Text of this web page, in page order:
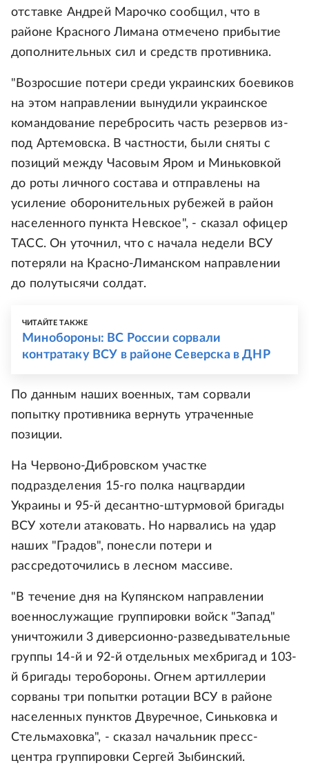
отставке Андрей Марочко сообщил, что в
районе Красного Лимана отмечено прибытие
дополнительных сил и средств противника.
"Возросшие потери среди украинских боевиков
на этом направлении вынудили украинское
командование перебросить часть резервов из-
под Артемовска. В частности, были сняты с
позиций между Часовым Яром и Миньковкой
до роты личного состава и отправлены на
усиление оборонительных рубежей в район
населенного пункта Невское", - сказал офицер
ТАСС. Он уточнил, что с начала недели ВСУ
потеряли на Красно-Лиманском направлении
до полутысячи солдат.
ЧИТАЙТЕ ТАКЖЕ
Минобороны: ВС России сорвали
контратаку ВСУ в районе Северска в ДНР
По данным наших военных, там сорвали
попытку противника вернуть утраченные
позиции.
На Червоно-Дибровском участке
подразделения 15-го полка нацгвардии
Украины и 95-й десантно-штурмовой бригады
ВСУ хотели атаковать. Но нарвались на удар
наших "Градов", понесли потери и
рассредоточились в лесном массиве.
"В течение дня на Купянском направлении
военнослужащие группировки войск "Запад"
уничтожили 3 диверсионно-разведывательные
группы 14-й и 92-й отдельных мехбригад и 103-
й бригады теробороны. Огнем артиллерии
сорваны три попытки ротации ВСУ в районе
населенных пунктов Двуречное, Синьковка и
Стельмаховка", - сказал начальник пресс-
центра группировки Сергей Зыбинский.